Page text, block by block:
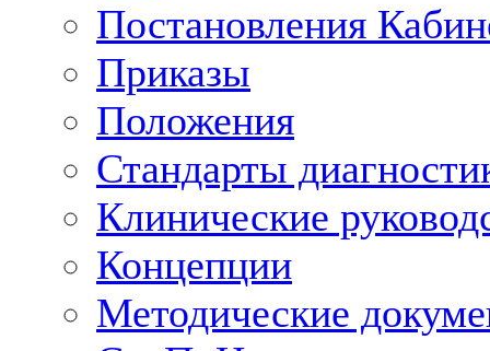
Постановления
Приказы
Положения
Стандарты
Клинические
Концепции
Методические